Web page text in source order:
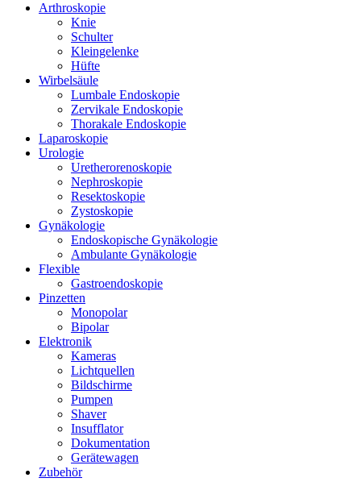
Arthroskopie
Knie
Schulter
Kleingelenke
Hüfte
Wirbelsäule
Lumbale Endoskopie
Zervikale Endoskopie
Thorakale Endoskopie
Laparoskopie
Urologie
Uretherorenoskopie
Nephroskopie
Resektoskopie
Zystoskopie
Gynäkologie
Endoskopische Gynäkologie
Ambulante Gynäkologie
Flexible
Gastroendoskopie
Pinzetten
Monopolar
Bipolar
Elektronik
Kameras
Lichtquellen
Bildschirme
Pumpen
Shaver
Insufflator
Dokumentation
Gerätewagen
Zubehör